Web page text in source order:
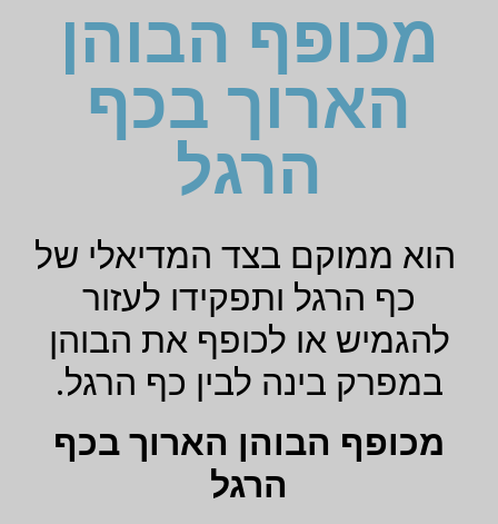
מכופף הבוהן
הארוך בכף
הרגל
הוא ממוקם בצד המדיאלי של
כף הרגל ותפקידו לעזור
להגמיש או לכופף את הבוהן
במפרק בינה לבין כף הרגל.
מכופף הבוהן הארוך בכף
הרגל